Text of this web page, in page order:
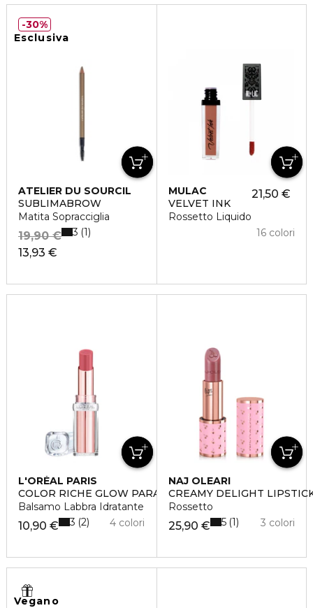
Esclusiva
ATELIER DU SOURCIL
SUBLIMABROW
Matita Sopracciglia
13,93 €
19,90 € 3 1
30%
MULAC
VELVET INK
Rossetto Liquido
21,50 €
16 colori
L'ORÉAL PARIS
COLOR RICHE GLOW PARADISE
Balsamo Labbra Idratante
10,90 € 4 colori
3 2
NAJ OLEARI
CREAMY DELIGHT
Rossetto
25,90 € 3 colori
5 1
Vegano